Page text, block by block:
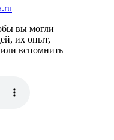
вы могли
их опыт,
или вспомнить